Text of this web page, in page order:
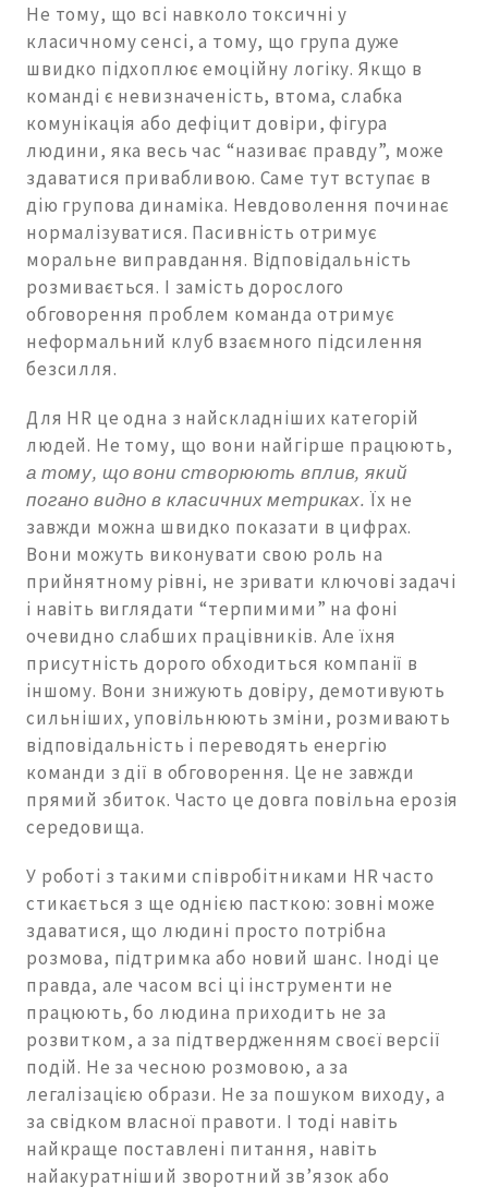
Не тому, що всі навколо токсичні у
класичному сенсі, а тому, що група дуже
швидко підхоплює емоційну логіку. Якщо в
команді є невизначеність, втома, слабка
комунікація або дефіцит довіри, фігура
людини, яка весь час “називає правду”, може
здаватися привабливою. Саме тут вступає в
дію групова динаміка. Невдоволення починає
нормалізуватися. Пасивність отримує
моральне виправдання. Відповідальність
розмивається. І замість дорослого
обговорення проблем команда отримує
неформальний клуб взаємного підсилення
безсилля.
Для HR це одна з найскладніших категорій
людей. Не тому, що вони найгірше працюють,
а тому, що вони створюють вплив, який
погано видно в класичних метриках.Їх не
завжди можна швидко показати в цифрах.
Вони можуть виконувати свою роль на
прийнятному рівні, не зривати ключові задачі
і навіть виглядати “терпимими” на фоні
очевидно слабших працівників. Але їхня
присутність дорого обходиться компанії в
іншому. Вони знижують довіру, демотивують
сильніших, уповільнюють зміни, розмивають
відповідальність і переводять енергію
команди з дії в обговорення. Це не завжди
прямий збиток. Часто це довга повільна ерозія
середовища.
У роботі з такими співробітниками HR часто
стикається з ще однією пасткою: зовні може
здаватися, що людині просто потрібна
розмова, підтримка або новий шанс. Іноді це
правда, але часом всі ці інструменти не
працюють, бо людина приходить не за
розвитком, а за підтвердженням своєї версії
подій. Не за чесною розмовою, а за
легалізацією образи. Не за пошуком виходу, а
за свідком власної правоти. І тоді навіть
найкраще поставлені питання, навіть
найакуратніший зворотний зв’язок або